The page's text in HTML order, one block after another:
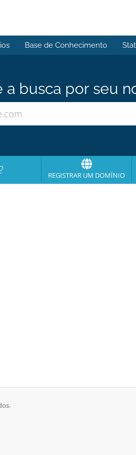
Base de Conhecimento
a busca por seu
REGISTRAR UM DOMÍNIO